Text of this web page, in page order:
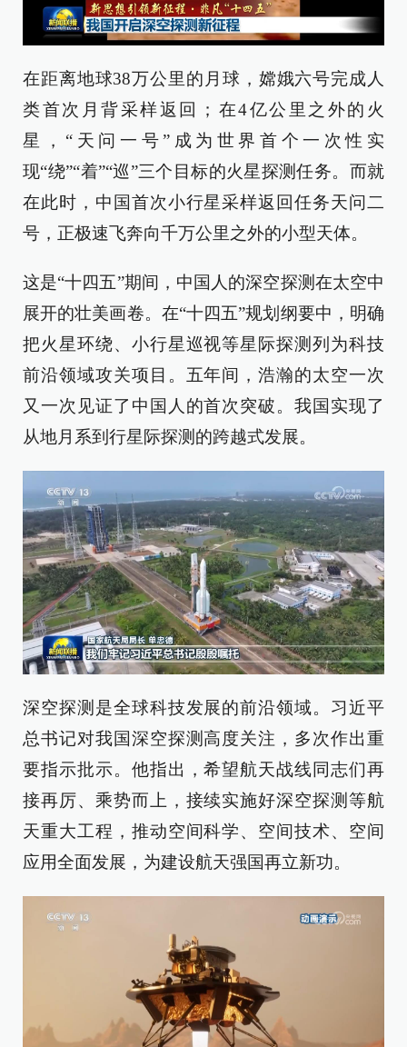
在距离地球38万公里的月球，嫦娥六号完成人
类首次月背采样返回；在4亿公里之外的火
星，“天问一号”成为世界首个一次性实
现“绕”“着”“巡”三个目标的火星探测任务。而就
在此时，中国首次小行星采样返回任务天问二
号，正极速飞奔向千万公里之外的小型天体。
这是“十四五”期间，中国人的深空探测在太空中
展开的壮美画卷。在“十四五”规划纲要中，明确
把火星环绕、小行星巡视等星际探测列为科技
前沿领域攻关项目。五年间，浩瀚的太空一次
又一次见证了中国人的首次突破。我国实现了
从地月系到行星际探测的跨越式发展。
深空探测是全球科技发展的前沿领域。习近平
总书记对我国深空探测高度关注，多次作出重
要指示批示。他指出，希望航天战线同志们再
接再厉、乘势而上，接续实施好深空探测等航
天重大工程，推动空间科学、空间技术、空间
应用全面发展，为建设航天强国再立新功。